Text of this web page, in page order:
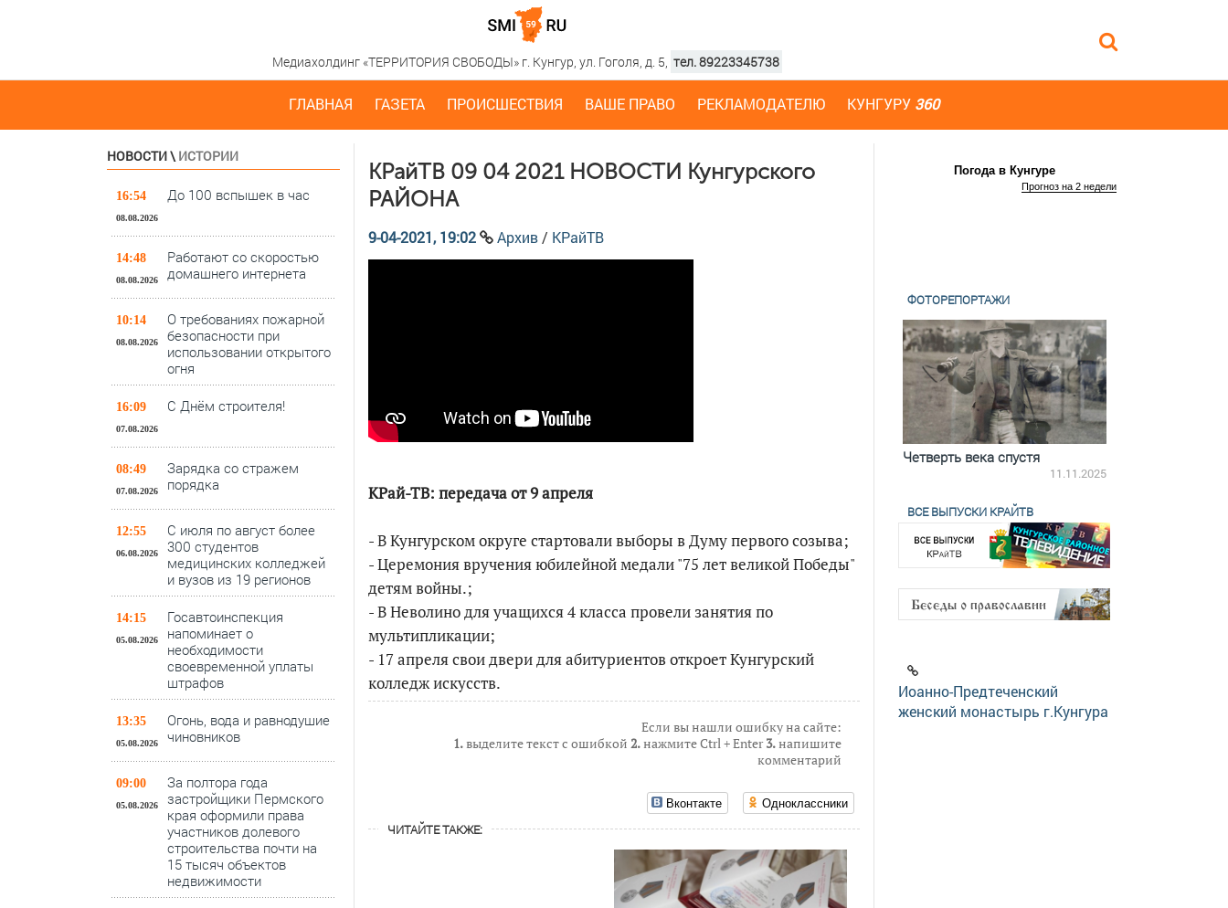
Медиахолдинг «ТЕРРИТОРИЯ СВОБОДЫ» г. Кунгур, ул. Гоголя, д. 5, тел. 89223345738
ГЛАВНАЯ ГАЗЕТА ПРОИСШЕСТВИЯ ВАШЕ ПРАВО РЕКЛАМОДАТЕЛЮ КУНГУРУ 360
НОВОСТИ\ ИСТОРИИ
16:54
08.08.2026
До 100 вспышек в час
14:48
08.08.2026
Работают со скоростью
домашнего интернета
10:14
08.08.2026
О требованиях пожарной
безопасности при
использовании открытого
огня
16:09
07.08.2026
С Днём строителя!
08:49
07.08.2026
Зарядка со стражем
порядка
12:55
06.08.2026
С июля по август более
300 студентов
медицинских колледжей
и вузов из 19 регионов
14:15
05.08.2026
Госавтоинспекция
напоминает о
необходимости
своевременной уплаты
штрафов
13:35
05.08.2026
Огонь, вода и равнодушие
чиновников
09:00
05.08.2026
За полтора года
застройщики Пермского
края оформили права
участников долевого
строительства почти на
15 тысяч объектов
недвижимости
КРайТВ 09 04 2021 НОВОСТИ Кунгурского
РАЙОНА
9-04-2021, 19:02 Архив / КРайТВ
КРай-ТВ: передача от 9 апреля
- В Кунгурском округе стартовали выборы в Думу первого созыва;
- Церемония вручения юбилейной медали "75 лет великой Победы"
детям войны.;
- В Неволино для учащихся 4 класса провели занятия по
мультипликации;
- 17 апреля свои двери для абитуриентов откроет Кунгурский
колледж искусств.
Если вы нашли ошибку на сайте:
1.выделите текст с ошибкой 2.нажмите Ctrl + Enter3.напишите
комментарий
Вконтакте Одноклассники
ЧИТАЙТЕ ТАКЖЕ:
Погода в Кунгуре
Прогноз на 2 недели
ФОТОРЕПОРТАЖИ
Четверть века спустя
11.11.2025
ВСЕ ВЫПУСКИ КРАЙТВ
Иоанно-Предтеченский
женский монастырь г.Кунгура